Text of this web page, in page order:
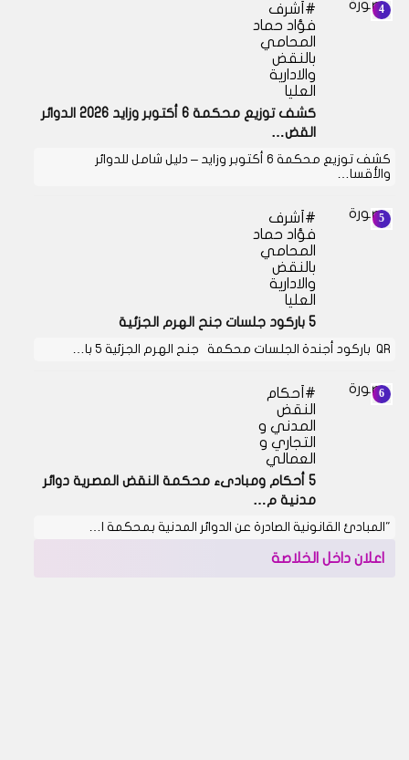
أشرف
فؤاد حماد
المحامي
بالنقض
والادارية
العليا
كشف توزيع محكمة 6 أكتوبر وزايد 2026 الدوائر
القض…
كشف توزيع محكمة 6 أكتوبر وزايد – دليل شامل للدوائر
والأقسا…
أشرف
فؤاد حماد
المحامي
بالنقض
والادارية
العليا
5 باركود جلسات جنح الهرم الجزئية
QR باركود أجندة الجلسات محكمة جنح الهرم الجزئية 5 با…
أحكام
النقض
المدني و
التجاري و
العمالي
5 أحكام ومبادىء محكمة النقض المصرية دوائر
مدنية م…
"المبادئ القانونية الصادرة عن الدوائر المدنية بمحكمة ا…
اعلان داخل الخلاصة